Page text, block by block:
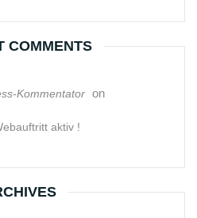
COMMENTS
Kommentator on
aktiv !